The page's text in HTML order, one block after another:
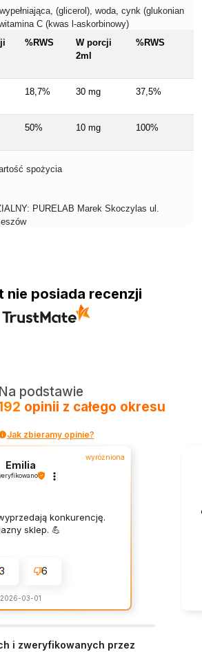
(glicerol), woda, cynk (glukonian
C (kwas l-askorbinowy)
%RWS
W porcji
2ml
%RWS
18,7% 30 mg 37,5%
50% 10 mg 100%
spożycia
PURELAB Marek Skoczylas ul.
nie posiada recenzji
Na podstawie
opinii z całego okresu
Jak zbieramy opinie?
wyróżniona
Emilia
konkurencję.
sklep. 💪
6
2026-03-01
i zweryfikowanych przez